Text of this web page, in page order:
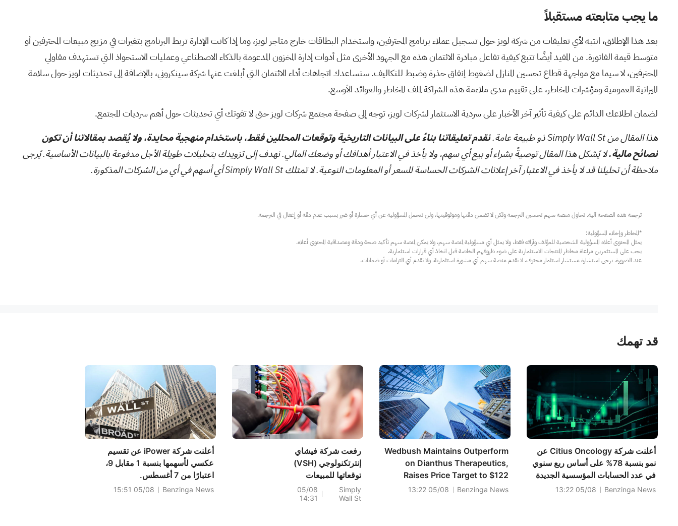
ما يجب متابعته مستقبلاً
بعد هذا الإطلاق، انتبه لأي تعليقات من شركة لويز حول تسجيل عملاء برنامج المحترفين، واستخدام البطاقات خارج متاجر لويز، وما إذا كانت الإدارة تربط البرنامج بتغيرات في مزيج مبيعات المحترفين أو
متوسط قيمة الفاتورة. من المفيد أيضًا تتبع كيفية تفاعل مبادرة الائتمان هذه مع الجهود الأخرى مثل أدوات إدارة المخزون المدعومة بالذكاء الاصطناعي وعمليات الاستحواذ التي تستهدف مقاولي
المحترفين، لا سيما مع مواجهة قطاع تحسين المنازل لضغوط إنفاق حذرة وضبط للتكاليف. ستساعدك اتجاهات أداء الائتمان التي أبلغت عنها شركة سينكروني، بالإضافة إلى تحديثات لويز حول سلامة
الميزانية العمومية ومؤشرات المخاطر، على تقييم مدى ملاءمة هذه الشراكة لملف المخاطر والعوائد الأوسع.
لضمان اطلاعك الدائم على كيفية تأثير آخر الأخبار على سردية الاستثمار لشركات لويز، توجه إلىصفحة مجتمع شركات لويزحتى لا تفوتك أي تحديثات حول أهم سرديات المجتمع.
هذا المقال من Simply Wall St ذو طبيعة عامة.
نقدم تعليقاتنا بناءً على البيانات التاريخية وتوقعات المحللين فقط، باستخدام منهجية محايدة، ولا يُقصد بمقالاتنا أن تكون
نصائح مالية.لا يُشكل هذا المقال توصيةً بشراء أو بيع أي سهم، ولا يأخذ في الاعتبار أهدافك أو وضعك المالي. نهدف إلى تزويدك بتحليلات طويلة الأجل مدفوعة بالبيانات الأساسية. يُرجى
ملاحظة أن تحليلنا قد لا يأخذ في الاعتبار آخر إعلانات الشركات الحساسة للسعر أو المعلومات النوعية. لا تمتلك Simply Wall St أي أسهم في أي من الشركات المذكورة.
عند الضرورة، يرجى استشارة مستشار استثمار محترف. لا تقدم منصة سهم أي مشورة استثمارية، ولا تقدم أي التزامات أو ضمانات.
قد تهمك
أعلنت شركة Citius Oncology عن
نمو بنسبة 78% على أساس ربع سنوي
في عدد الحسابات المؤسسية الجديدة
التي تطلب دواء LYMPHIR؛ كما أن
Benzinga News
05/08 13:22
Wedbush Maintains Outperform
on Dianthus Therapeutics,
Raises Price Target to $122
Benzinga News
05/08 13:22
رفعت شركة فيشاي
إنترتكنولوجي (VSH)
توقعاتها للمبيعات
والتوقعات، فهل لا يزال
سعر السهم منخفضاً؟
Simply
Wall St
05/08
14:31
أعلنت شركة iPower عن تقسيم
عكسي لأسهمها بنسبة 1 مقابل 9،
اعتبارًا من 7 أغسطس.
Benzinga News
05/08 15:51